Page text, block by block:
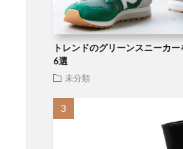
トレンドのグリーンスニーカ
6選
未分類